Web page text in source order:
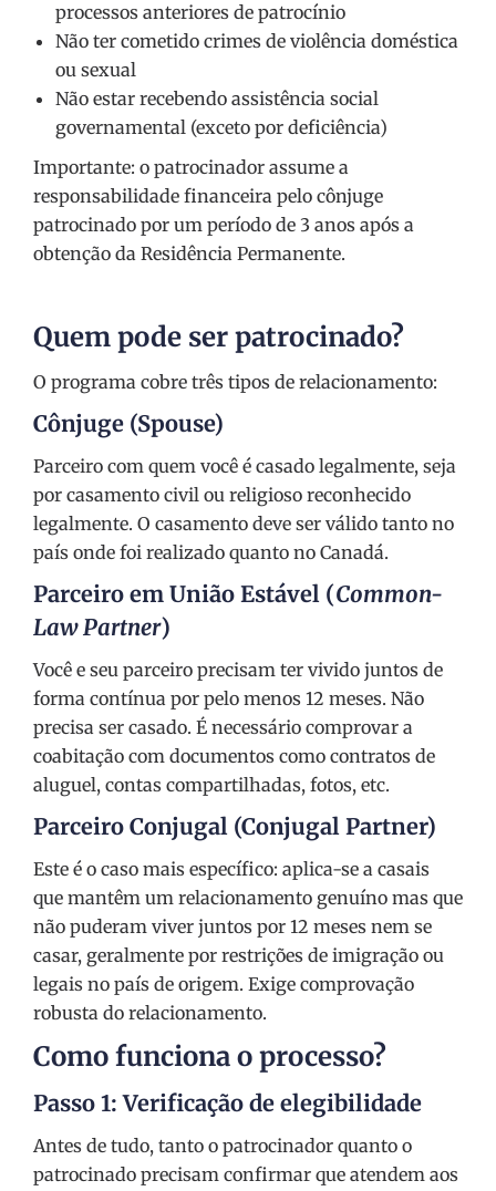
processos anteriores de patrocínio
Não ter cometido crimes de violência doméstica
ou sexual
Não estar recebendo assistência social
governamental (exceto por deficiência)
Importante: o patrocinador assume a
responsabilidade financeira pelo cônjuge
patrocinado por um período de 3 anos após a
obtenção da Residência Permanente.
Quem pode ser patrocinado?
O programa cobre três tipos de relacionamento:
Cônjuge (Spouse)
Parceiro com quem você é casado legalmente, seja
por casamento civil ou religioso reconhecido
legalmente. O casamento deve ser válido tanto no
país onde foi realizado quanto no Canadá.
Parceiro em União Estável (Common-
Law Partner)
Você e seu parceiro precisam ter vivido juntos de
forma contínua por pelo menos 12 meses. Não
precisa ser casado. É necessário comprovar a
coabitação com documentos como contratos de
aluguel, contas compartilhadas, fotos, etc.
Parceiro Conjugal (Conjugal Partner)
Este é o caso mais específico: aplica-se a casais
que mantêm um relacionamento genuíno mas que
não puderam viver juntos por 12 meses nem se
casar, geralmente por restrições de imigração ou
legais no país de origem. Exige comprovação
robusta do relacionamento.
Como funciona o processo?
Passo 1: Verificação de elegibilidade
Antes de tudo, tanto o patrocinador quanto o
patrocinado precisam confirmar que atendem aos